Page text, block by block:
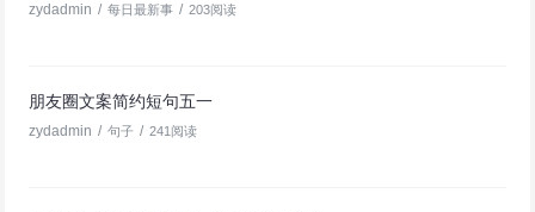
zydadmin / 每日最新事 / 203阅读
朋友圈文案简约短句五一
zydadmin / 句子 / 241阅读